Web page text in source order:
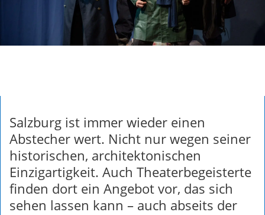
Salzburg ist immer wieder einen
Abstecher wert. Nicht nur wegen seiner
historischen, architektonischen
Einzigartigkeit. Auch Theaterbegeisterte
finden dort ein Angebot vor, das sich
sehen lassen kann – auch abseits der